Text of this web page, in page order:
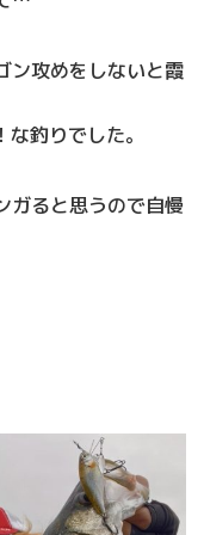
ン攻めをしないと霞
釣りでした。
ガると思うので自慢